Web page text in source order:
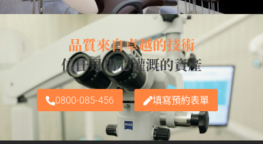
品質來自卓越的技術
信任是用心灌溉的資產
0800-085-456 填寫預約表單